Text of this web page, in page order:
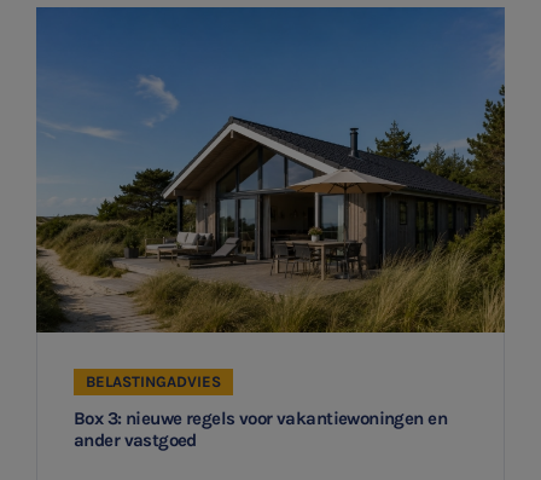
Box 3: nieuwe regels voor vakantiewoningen en
ander vastgoed
BELASTINGADVIES